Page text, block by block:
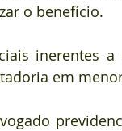
o benefício.
inerentes
em